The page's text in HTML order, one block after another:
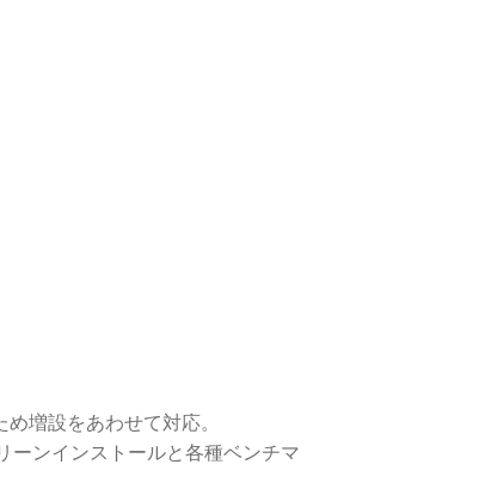
増設をあわせて対応。
ーンインストールと各種ベンチマ